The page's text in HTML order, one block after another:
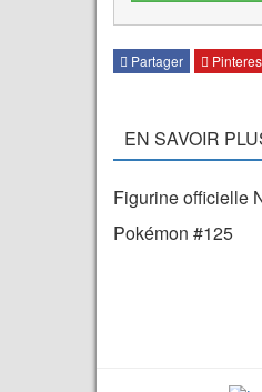
Partager
EN SAVOIR
Figurine officielle
Pokémon #125